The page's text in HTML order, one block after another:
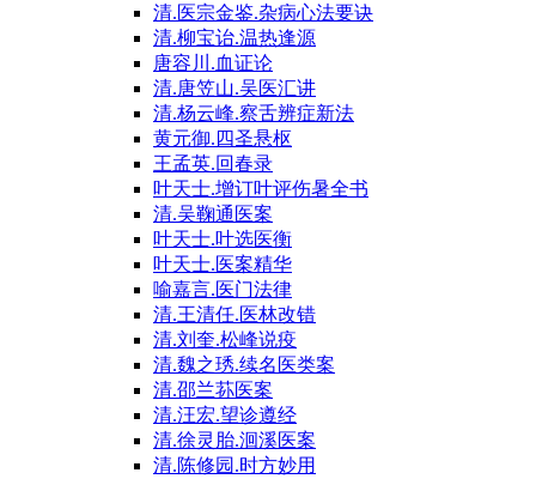
清.医宗金鉴.杂病心法要诀
清.柳宝诒.温热逢源
唐容川.血证论
清.唐笠山.吴医汇讲
清.杨云峰.察舌辨症新法
黄元御.四圣悬枢
王孟英.回春录
叶天士.增订叶评伤暑全书
清.吴鞠通医案
叶天士.叶选医衡
叶天士.医案精华
喻嘉言.医门法律
清.王清任.医林改错
清.刘奎.松峰说疫
清.魏之琇.续名医类案
清.邵兰荪医案
清.汪宏.望诊遵经
清.徐灵胎.洄溪医案
清.陈修园.时方妙用